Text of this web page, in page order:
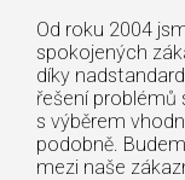
Od roku 2004
spokojených
díky
řešení problémů
s výběrem
podobně.
mezi naše